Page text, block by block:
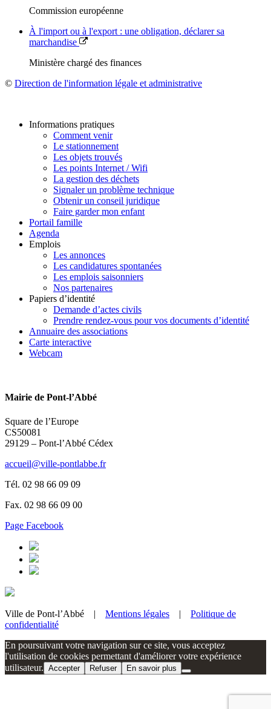
Commission européenne
À l'import ou à l'export : une obligation, déclarer sa
marchandise
Ministère chargé des finances
© Direction de l'information légale et administrative
Informations pratiques
Comment venir
Le stationnement
Les objets trouvés
Les points Internet / Wifi
La gestion des déchets
Signaler un problème technique
Obtenir un conseil juridique
Faire garder mon enfant
Portail famille
Agenda
Emplois
Les annonces
Les candidatures spontanées
Les emplois saisonniers
Nos partenaires
Papiers d’identité
Demande d’actes civils
Prendre rendez-vous pour vos documents d’identité
Annuaire des associations
Carte interactive
Webcam
Mairie de Pont-l’Abbé
Square de l’Europe
CS50081
29129 – Pont-l’Abbé Cédex
accueil@ville-pontlabbe.fr
Tél. 02 98 66 09 09
Fax. 02 98 66 09 00
Page Facebook
Ville de Pont-l’Abbé | Mentions légales | Politique de
confidentialité
En poursuivant votre navigation sur ce site, vous acceptez
l'utilisation de cookies permettant d'améliorer votre expérience
utilisateur. Accepter Refuser En savoir plus